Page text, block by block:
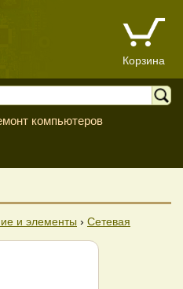
Корзина
компьютеров
и элементы › Сетевая